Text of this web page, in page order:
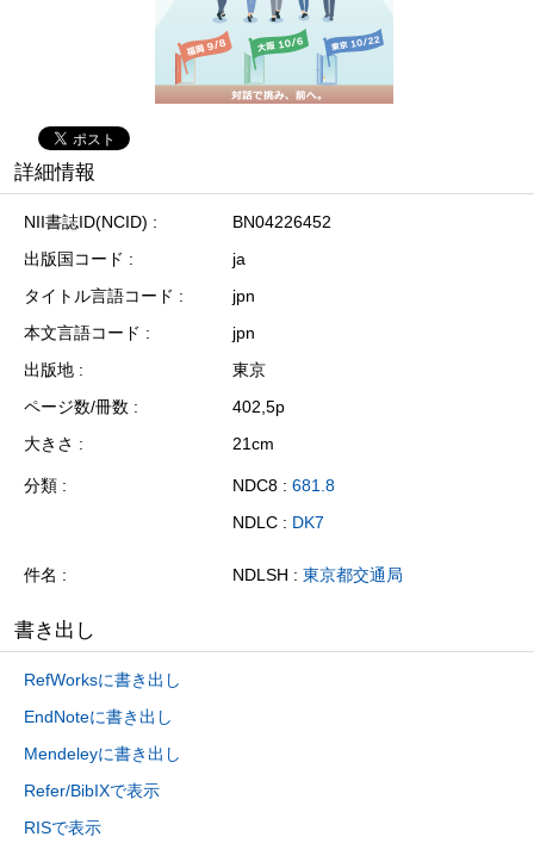
詳細情報
NII書誌ID(NCID)
BN04226452
出版国コード
ja
タイトル言語コード
jpn
本文言語コード
jpn
出版地
東京
ページ数/冊数
402,5p
大きさ
21cm
分類 NDC8 : 681.8
NDLC : DK7
件名 NDLSH : 東京都交通局
書き出し
RefWorksに書き出し
EndNoteに書き出し
Mendeleyに書き出し
Refer/BibIXで表示
RISで表示